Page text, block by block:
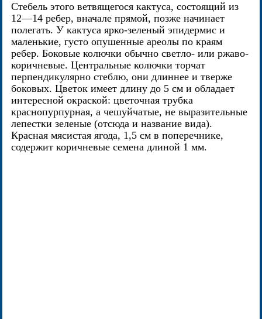
Стебель этого ветвящегося кактуса, состоящий из
12—14 ребер, вначале прямой, позже начинает
полегать. У кактуса ярко-зеленый эпидермис и
маленькие, густо опушенные ареолы по краям
ребер. Боковые колючки обычно светло- или ржаво-
коричневые. Центральные колючки торчат
перпендикулярно стеблю, они длиннее и тверже
боковых. Цветок имеет длину до 5 см и обладает
интересной окраской: цветочная трубка
краснопурпурная, а чешуйчатые, не выразительные
лепестки зеленые (отсюда и название вида).
Красная мясистая ягода, 1,5 см в поперечнике,
содержит коричневые семена длиной 1 мм.